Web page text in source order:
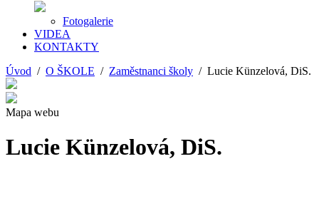
Fotogalerie
VIDEA
KONTAKTY
Úvod / O ŠKOLE / Zaměstnanci školy / Lucie Künzelová, DiS.
Mapa webu
Lucie Künzelová, DiS.